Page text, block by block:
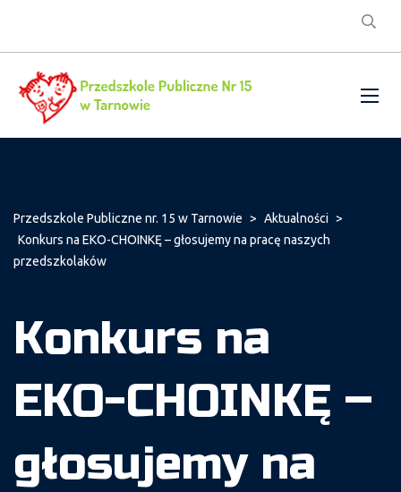
Przedszkole Publiczne nr. 15 w Tarnowie > Aktualności >
Konkurs na EKO-CHOINKĘ – głosujemy na pracę naszych
przedszkolaków
Konkurs na
EKO-CHOINKĘ –
głosujemy na